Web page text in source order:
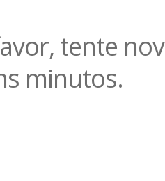
tente
minutos.